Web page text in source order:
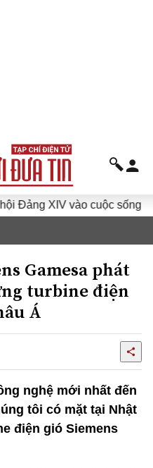
XIV vào cuộc sống
Gamesa phát
turbine điện
Á
nghệ mới nhất đến
tôi có mặt tại Nhật
điện gió Siemens